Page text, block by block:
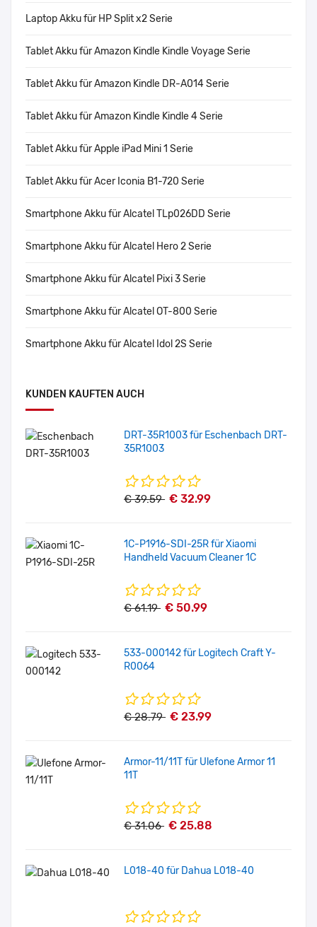
Laptop Akku für HP Split x2 Serie
Tablet Akku für Amazon Kindle Kindle Voyage Serie
Tablet Akku für Amazon Kindle DR-A014 Serie
Tablet Akku für Amazon Kindle Kindle 4 Serie
Tablet Akku für Apple iPad Mini 1 Serie
Tablet Akku für Acer Iconia B1-720 Serie
Smartphone Akku für Alcatel TLp026DD Serie
Smartphone Akku für Alcatel Hero 2 Serie
Smartphone Akku für Alcatel Pixi 3 Serie
Smartphone Akku für Alcatel OT-800 Serie
Smartphone Akku für Alcatel Idol 2S Serie
KUNDEN KAUFTEN AUCH
DRT-35R1003 für Eschenbach DRT-
35R1003
€ 39.59 € 32.99
1C-P1916-SDI-25R für Xiaomi
Handheld Vacuum Cleaner 1C
€ 61.19 € 50.99
533-000142 für Logitech Craft Y-
R0064
€ 28.79 € 23.99
Armor-11/11T für Ulefone Armor 11
11T
€ 31.06 € 25.88
L018-40 für Dahua L018-40